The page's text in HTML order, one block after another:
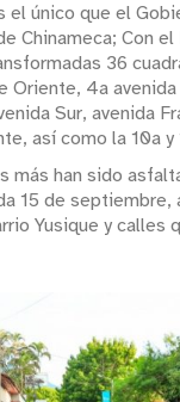
el único que el
Chinameca; Con el
36
Oriente, 4a
Sur, avenida
así como la 10a
más han sido
15 de septiembre,
Yusique y calles